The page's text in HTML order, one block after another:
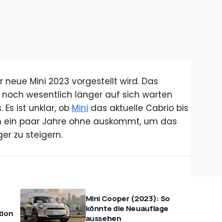
Mini 2023 vorgestellt wird. Das
wesentlich länger auf sich warten
ist unklar, ob Mini das aktuelle Cabrio bis
paar Jahre ohne auskommt, um das
zu steigern.
Mini Cooper (2023): So
könnte die Neuauflage
aussehen